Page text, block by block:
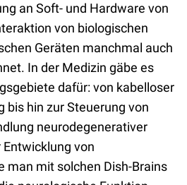
an Soft- und Hardware von
von biologischen
Geräten manchmal auch
In der Medizin gäbe es
dafür: von kabelloser
hin zur Steuerung von
neurodegenerativer
Entwicklung von
man mit solchen Dish-Brains